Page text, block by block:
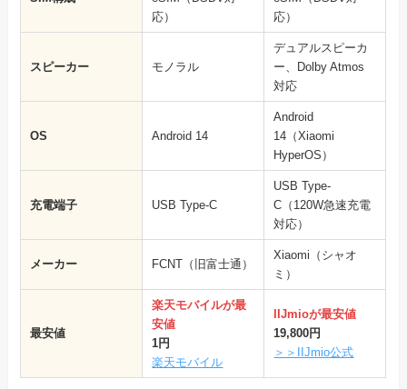
応）
応）
スピーカー モノラル
デュアルスピーカ
ー、Dolby Atmos
対応
OS Android 14
Android
14（Xiaomi
HyperOS）
充電端子 USB Type-C
USB Type-
C（120W急速充電
対応）
メーカー FCNT（旧富士通）
Xiaomi（シャオ
ミ）
最安値
楽天モバイルが最
安値
1円
楽天モバイル
IIJmioが最安値
19,800円
＞＞IIJmio公式